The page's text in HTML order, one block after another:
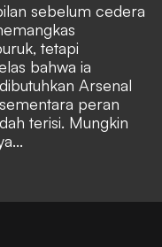
sebelum cedera
tetapi
bahwa ia
Arsenal
peran
terisi. Mungkin